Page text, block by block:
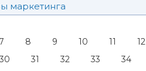
маркетинга
7 8 9 10 11 12
30 31 32 33 34